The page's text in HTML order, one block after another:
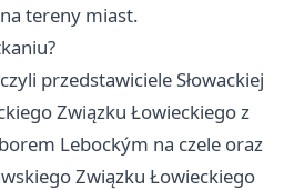
tereny miast.
przedstawiciele Słowackiej
Związku Łowieckiego z
Lebockým na czele oraz
Związku Łowieckiego